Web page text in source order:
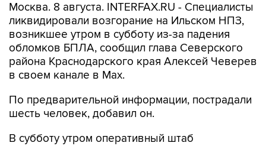
Москва. 8 августа. INTERFAX.RU - Специалисты
ликвидировали возгорание на Ильском НПЗ,
возникшее утром в субботу из-за падения
обломков БПЛА, сообщил глава Северского
района Краснодарского края Алексей Чеверев
в своем канале в Max.
По предварительной информации, пострадали
шесть человек, добавил он.
В субботу утром оперативный штаб